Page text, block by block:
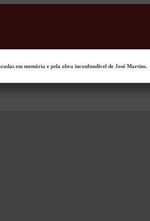
em memória e pela obra inconfundível de José Martins.